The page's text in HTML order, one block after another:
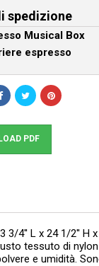
spedizione
Musical Box
espresso
PDF
4'' L x 24 1/2'' H
tessuto di
e umidità.